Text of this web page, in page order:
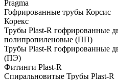
Pragma
Гофрированные трубы Корсис
Корекс
Трубы Plast-R гофрированные
полипропиленовые (ПП)
Трубы Plast-R гофрированные
(ПЭ)
Фитинги Plast-R
Спиральновитые Трубы Plast-R